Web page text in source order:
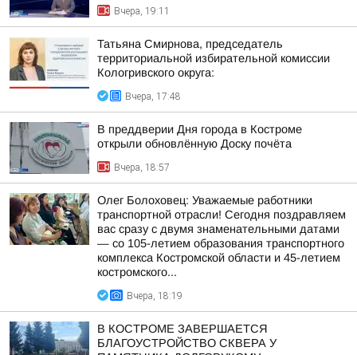
Вчера, 19:11
Татьяна Смирнова, председатель
территориальной избирательной комиссии
Кологривского округа:
Вчера, 17:48
В преддверии Дня города в Костроме
открыли обновлённую Доску почёта
Вчера, 18:57
Олег Болоховец: Уважаемые работники
транспортной отрасли! Сегодня поздравляем
вас сразу с двумя знаменательными датами
— со 105-летием образования транспортного
комплекса Костромской области и 45-летием
костромского...
Вчера, 18:19
В КОСТРОМЕ ЗАВЕРШАЕТСЯ
БЛАГОУСТРОЙСТВО СКВЕРА У